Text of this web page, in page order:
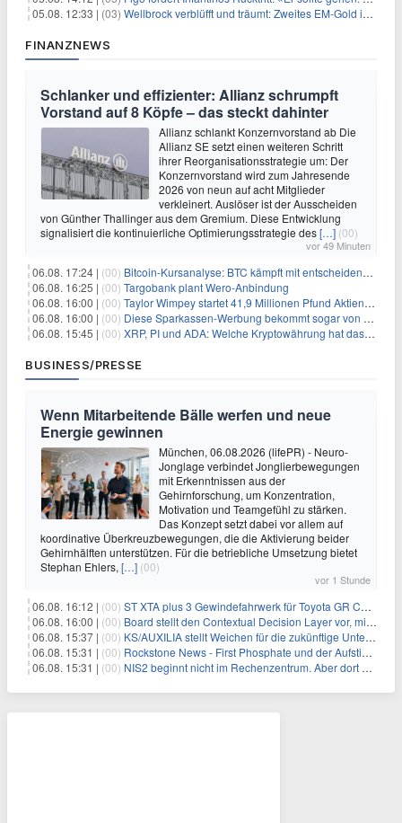
05.08. 12:33 | (03) Wellbrock verblüfft und träumt: Zweites EM-Gold in Paris
FINANZNEWS
Schlanker und effizienter: Allianz schrumpft
Vorstand auf 8 Köpfe – das steckt dahinter
Allianz schlankt Konzernvorstand ab Die
Allianz SE setzt einen weiteren Schritt
ihrer Reorganisationsstrategie um: Der
Konzernvorstand wird zum Jahresende
2026 von neun auf acht Mitglieder
verkleinert. Auslöser ist der Ausscheiden
von Günther Thallinger aus dem Gremium. Diese Entwicklung
signalisiert die kontinuierliche Optimierungsstrategie des[…] (00)
vor 49 Minuten
06.08. 17:24 | (00) Bitcoin-Kursanalyse: BTC kämpft mit entscheidender $65K-Hürde, während sich ein Liquidationscluster aufbaut
06.08. 16:25 | (00) Targobank plant Wero-Anbindung
06.08. 16:00 | (00) Taylor Wimpey startet 41,9 Millionen Pfund Aktienrückkauf – was Anleger wissen müssen
06.08. 16:00 | (00) Diese Sparkassen-Werbung bekommt sogar von der Konkurrenz Lob
06.08. 15:45 | (00) XRP, PI und ADA: Welche Kryptowährung hat das größte Potenzial im nächsten Bullenmarkt?
BUSINESS/PRESSE
Wenn Mitarbeitende Bälle werfen und neue
Energie gewinnen
München, 06.08.2026 (lifePR) - Neuro-
Jonglage verbindet Jonglierbewegungen
mit Erkenntnissen aus der
Gehirnforschung, um Konzentration,
Motivation und Teamgefühl zu stärken.
Das Konzept setzt dabei vor allem auf
koordinative Überkreuzbewegungen, die die Aktivierung beider
Gehirnhälften unterstützen. Für die betriebliche Umsetzung bietet
Stephan Ehlers, […] (00)
vor 1 Stunde
06.08. 16:12 | (00) ST XTA plus 3 Gewindefahrwerk für Toyota GR Corolla entwickelt: Erstklassige Straßenlage in jeder Situation
06.08. 16:00 | (00) Board stellt den Contextual Decision Layer vor, mit dem Unternehmensdaten und KI-Investitionen in intelligentere Geschäftsentscheidungen umgesetzt wer
06.08. 15:37 | (00) KS/AUXILIA stellt Weichen für die zukünftige Unternehmensführung
06.08. 15:31 | (00) Rockstone News - First Phosphate und der Aufstieg der nordamerikanischen Batterie-Unabhängigkeit: Die Entstehung des Battery Valley in Québec
06.08. 15:31 | (00) NIS2 beginnt nicht im Rechenzentrum. Aber dort endet sie auch nicht.